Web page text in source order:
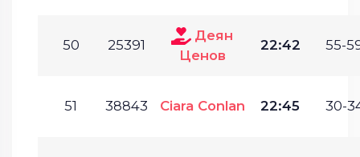
50 25391
Деян
Ценов
22:42 55-
51 38843 Ciara Conlan 22:45 30-